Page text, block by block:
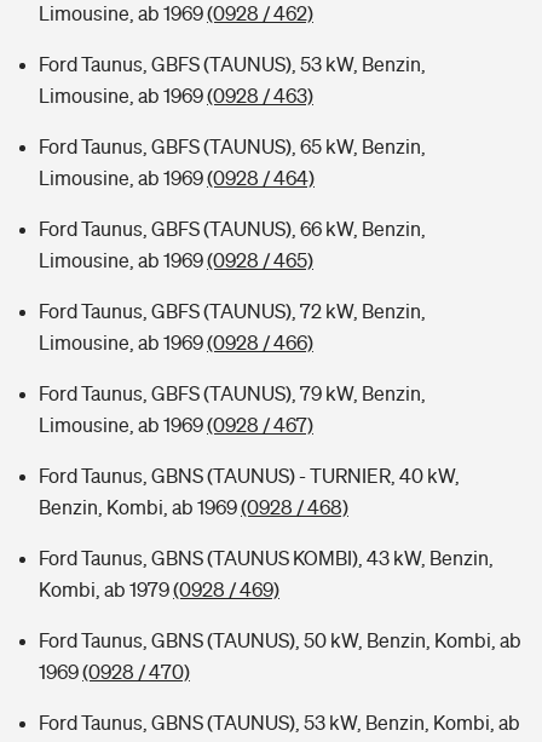
Limousine, ab 1969(0928 / 462)
Ford Taunus, GBFS (TAUNUS), 53 kW, Benzin,
Limousine, ab 1969(0928 / 463)
Ford Taunus, GBFS (TAUNUS), 65 kW, Benzin,
Limousine, ab 1969(0928 / 464)
Ford Taunus, GBFS (TAUNUS), 66 kW, Benzin,
Limousine, ab 1969(0928 / 465)
Ford Taunus, GBFS (TAUNUS), 72 kW, Benzin,
Limousine, ab 1969(0928 / 466)
Ford Taunus, GBFS (TAUNUS), 79 kW, Benzin,
Limousine, ab 1969(0928 / 467)
Ford Taunus, GBNS (TAUNUS) - TURNIER, 40 kW,
Benzin, Kombi, ab 1969(0928 / 468)
Ford Taunus, GBNS (TAUNUS KOMBI), 43 kW, Benzin,
Kombi, ab 1979(0928 / 469)
Ford Taunus, GBNS (TAUNUS), 50 kW, Benzin, Kombi, ab
1969(0928 / 470)
Ford Taunus, GBNS (TAUNUS), 53 kW, Benzin, Kombi, ab